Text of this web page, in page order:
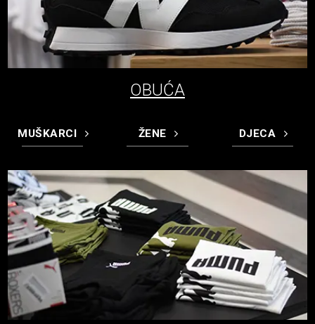
OBUĆA
MUŠKARCI ŽENE DJECA